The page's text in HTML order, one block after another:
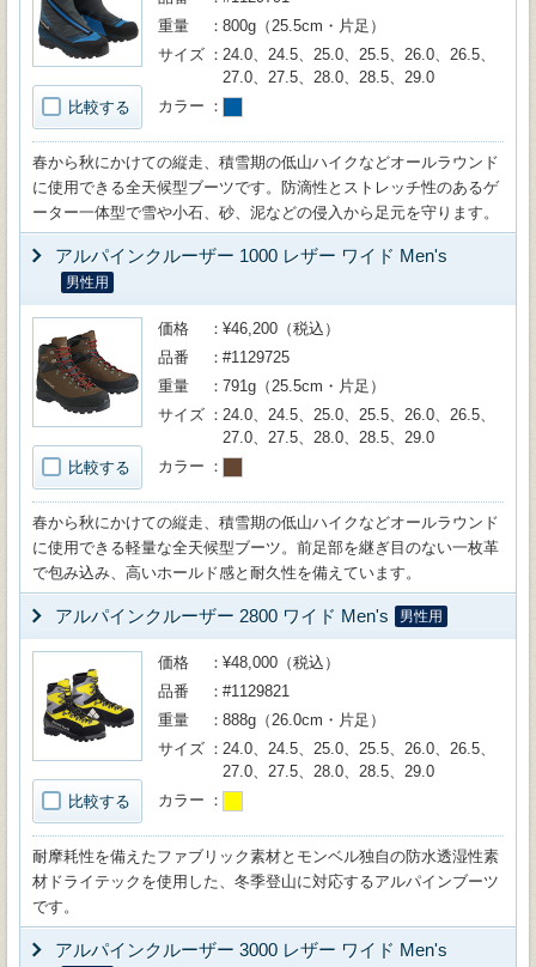
比較する
重量
800g（25.5cm・片足）
サイズ
24.0、24.5、25.0、25.5、26.0、26.5、
27.0、27.5、28.0、28.5、29.0
カラー
春から秋にかけての縦走、積雪期の低山ハイクなどオールラウンド
に使用できる全天候型ブーツです。防滴性とストレッチ性のあるゲ
ーター一体型で雪や小石、砂、泥などの侵入から足元を守ります。
アルパインクルーザー 1000 レザー ワイド Men's
男性用
比較する
価格
¥46,200（税込）
品番
#1129725
重量
791g（25.5cm・片足）
サイズ
24.0、24.5、25.0、25.5、26.0、26.5、
27.0、27.5、28.0、28.5、29.0
カラー
春から秋にかけての縦走、積雪期の低山ハイクなどオールラウンド
に使用できる軽量な全天候型ブーツ。前足部を継ぎ目のない一枚革
で包み込み、高いホールド感と耐久性を備えています。
アルパインクルーザー 2800 ワイド Men's 男性用
比較する
価格
¥48,000（税込）
品番
#1129821
重量
888g（26.0cm・片足）
サイズ
24.0、24.5、25.0、25.5、26.0、26.5、
27.0、27.5、28.0、28.5、29.0
カラー
耐摩耗性を備えたファブリック素材とモンベル独自の防水透湿性素
材ドライテックを使用した、冬季登山に対応するアルパインブーツ
です。
アルパインクルーザー 3000 レザー ワイド Men's